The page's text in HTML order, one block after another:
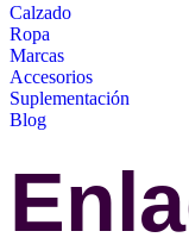
Calzado
Ropa
Marcas
Accesorios
Suplementación
Blog